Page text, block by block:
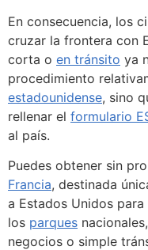
En consecuencia, los
cruzar la frontera con
corta o en tránsito ya
procedimiento
estadounidense, sino
rellenar el formulario
al país.
Puedes obtener sin
Francia, destinada
a Estados Unidos para
los parques
negocios o simple